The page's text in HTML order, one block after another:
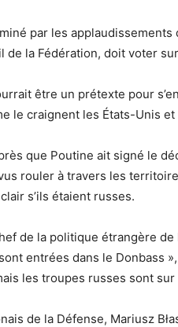
par les
de la Fédération, doit voter
être un prétexte pour
le craignent les États-Unis
que Poutine ait signé le
rouler à travers les
s’ils étaient russes.
de la politique étrangère de
entrées dans le Donbass
les troupes russes sont sur
de la Défense, Mariusz